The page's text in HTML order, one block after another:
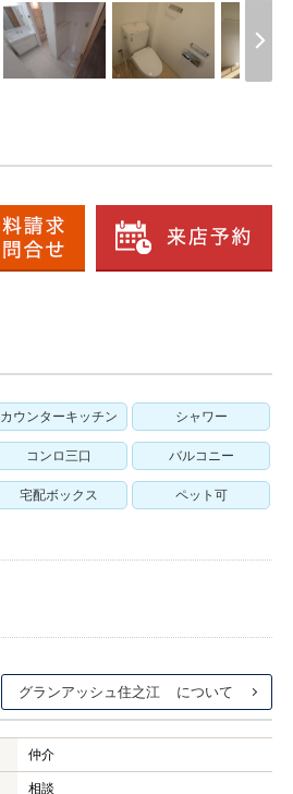
カウンターキッチン シャワー
コンロ三口 バルコニー
宅配ボックス ペット可
グランアッシュ住之江
仲介
相談